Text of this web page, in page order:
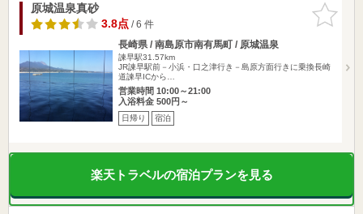
お気に入
りに追加
原城温泉真砂
3.8点/ 6 件
長崎県 / 南島原市南有馬町 / 原城温泉
諫早駅31.57km
JR諫早駅前－小浜・口之津行き－島原方面行きに乗換長崎
道諫早ICから…
営業時間 10:00～21:00
入浴料金 500円～
日帰り 宿泊
楽天トラベルの宿泊プランを見る